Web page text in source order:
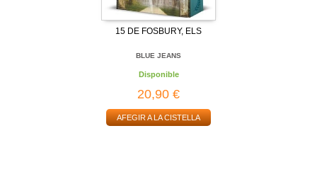
15 DE FOSBURY, ELS
BLUE JEANS
Disponible
20,90 €
AFEGIR A LA CISTELLA